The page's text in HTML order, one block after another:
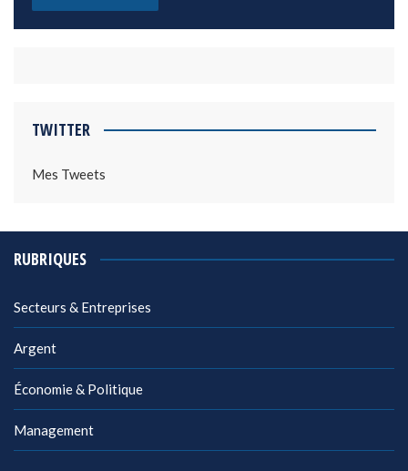
TWITTER
Mes Tweets
RUBRIQUES
Secteurs & Entreprises
Argent
Économie & Politique
Management